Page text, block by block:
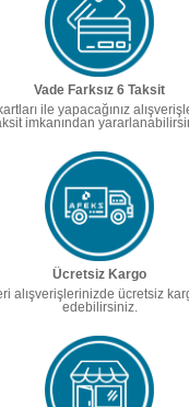
Vade Farksız 6 Taksit
ile yapacağınız
imkanından
Ücretsiz Kargo
alışverişlerinizde ücretsiz
edebilirsiniz.